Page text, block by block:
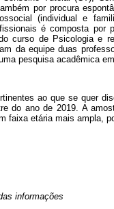
por procura
(individual e
é composta por
curso de Psicologia e
da equipe duas
pesquisa acadêmica
ao que se quer
do ano de 2019. A
faixa etária mais ampla,
informações